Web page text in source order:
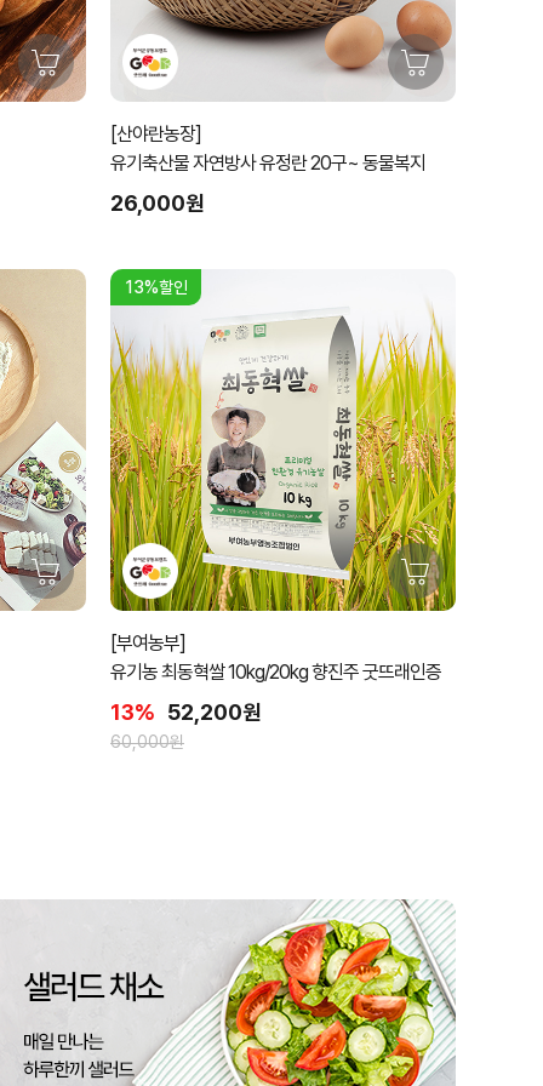
[산야란농장]
유기축산물 자연방사 유정란 20구~ 동물복지
26,000원
13%할인
[부여농부]
유기농 최동혁쌀 10kg/20kg 향진주 굿뜨래인증
13% 52,200원
60,000원